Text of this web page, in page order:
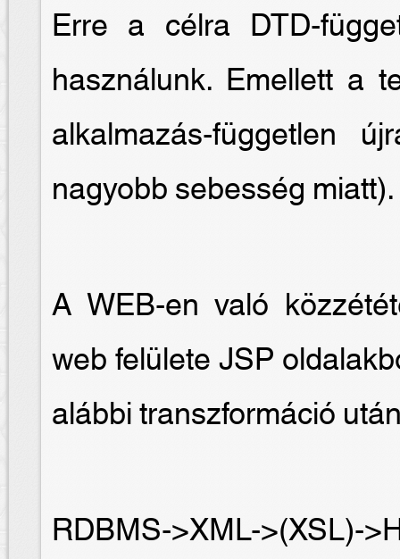
Erre a célra DTD-
használunk. Emellett a
alkalmazás-független
nagyobb sebesség miatt).
A WEB-en való
web felülete JSP
alábbi transzformáció
RDBMS->XML->(XSL)-